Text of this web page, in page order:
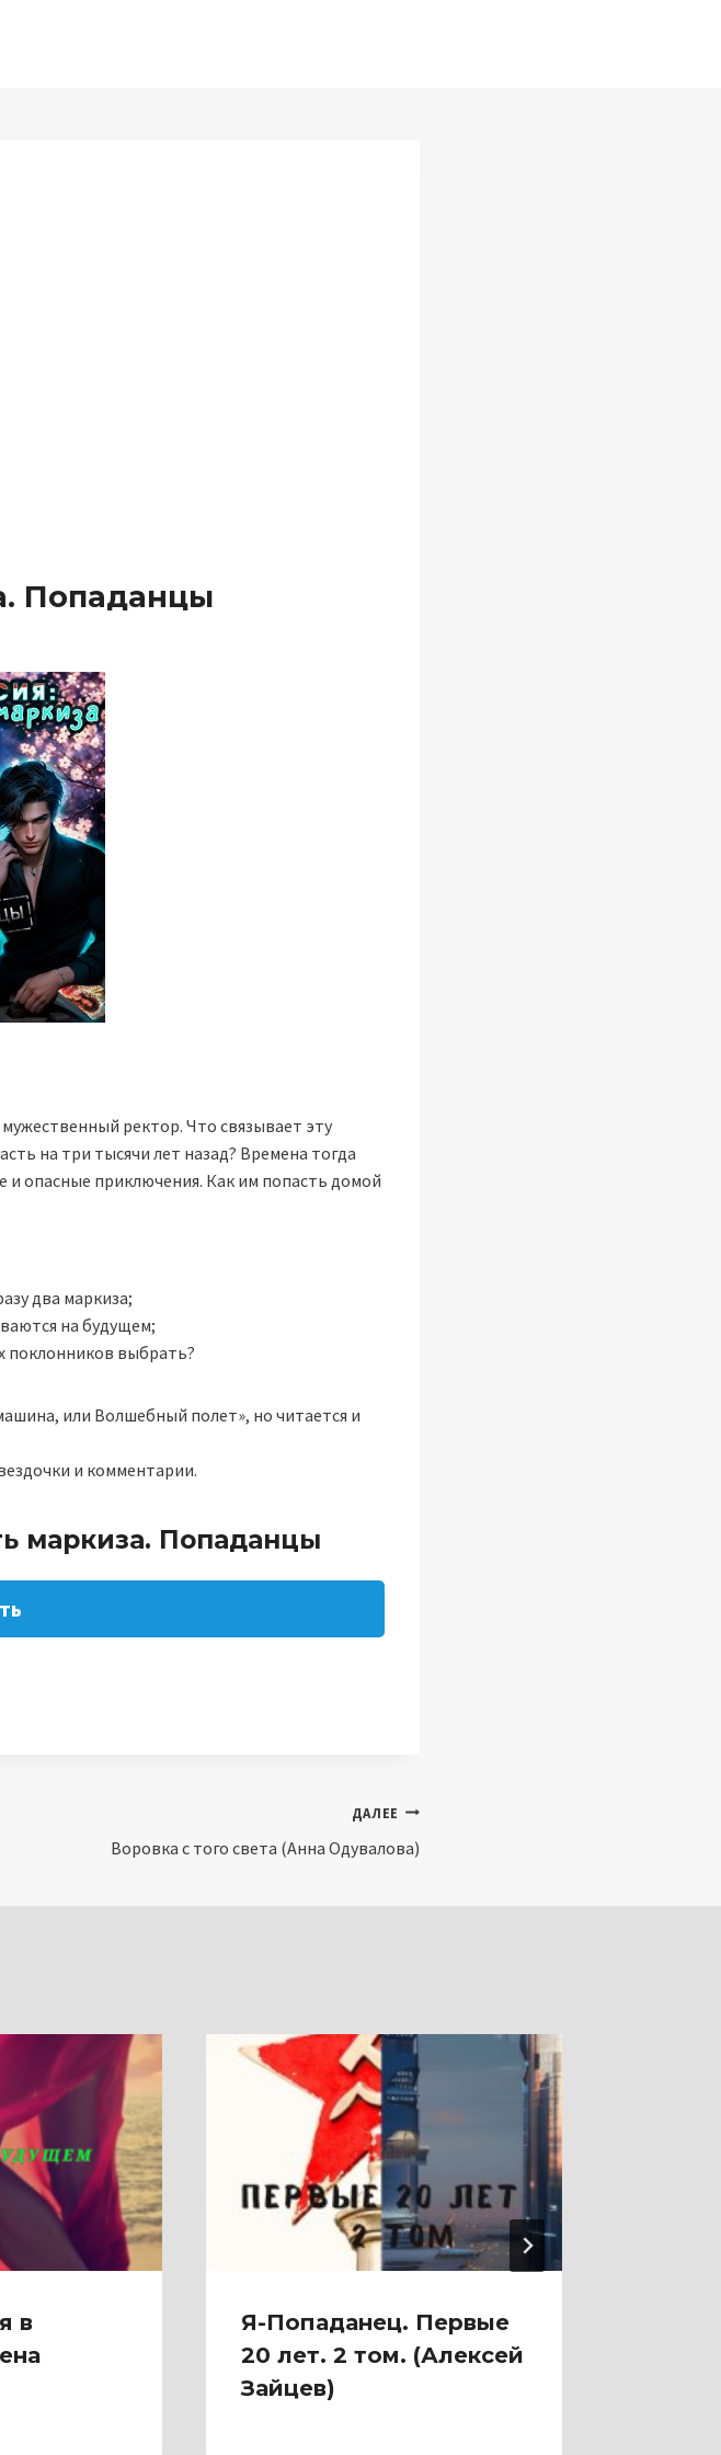
Попаданцы
ректор. Что связывает эту
на три тысячи лет назад? Времена тогда
и опасные приключения. Как им попасть домой
два маркиза;
на будущем;
поклонников выбрать?
или Волшебный полет», но читается и
и комментарии.
маркиза. Попаданцы
ДАЛЕЕ
Воровка с того света (Анна Одувалова)
в
Я-Попаданец. Первые
20 лет. 2 том. (Алексей
Зайцев)